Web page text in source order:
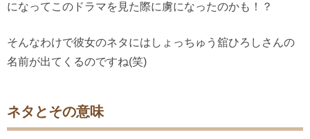
になってこのドラマを見た際に虜になったのかも！？
そんなわけで彼女のネタにはしょっちゅう舘ひろしさんの
名前が出てくるのですね(笑)
ネタとその意味